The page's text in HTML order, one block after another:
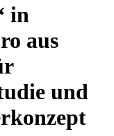
in
aus
und